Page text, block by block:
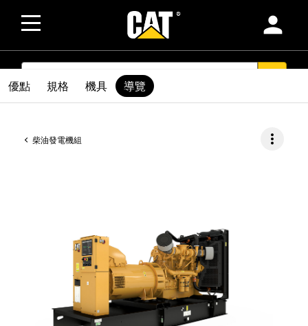
person
SEARCH
柴油發電機組 more_vert
優點 規格 機具 導覽